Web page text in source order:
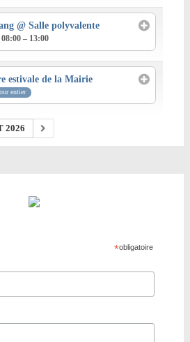
@ Salle polyvalente
– 13:00
estivale de la Mairie
entier
2026
*obligatoire